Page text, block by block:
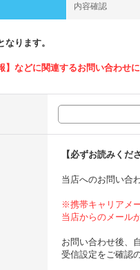
内容確認
ります。
】などに関連するお問い合わせ
【必ずお読みくだ
当店へのお問い合
※携帯キャリアメ
当店からのメール
お問い合わせ後、
受信設定をご確認